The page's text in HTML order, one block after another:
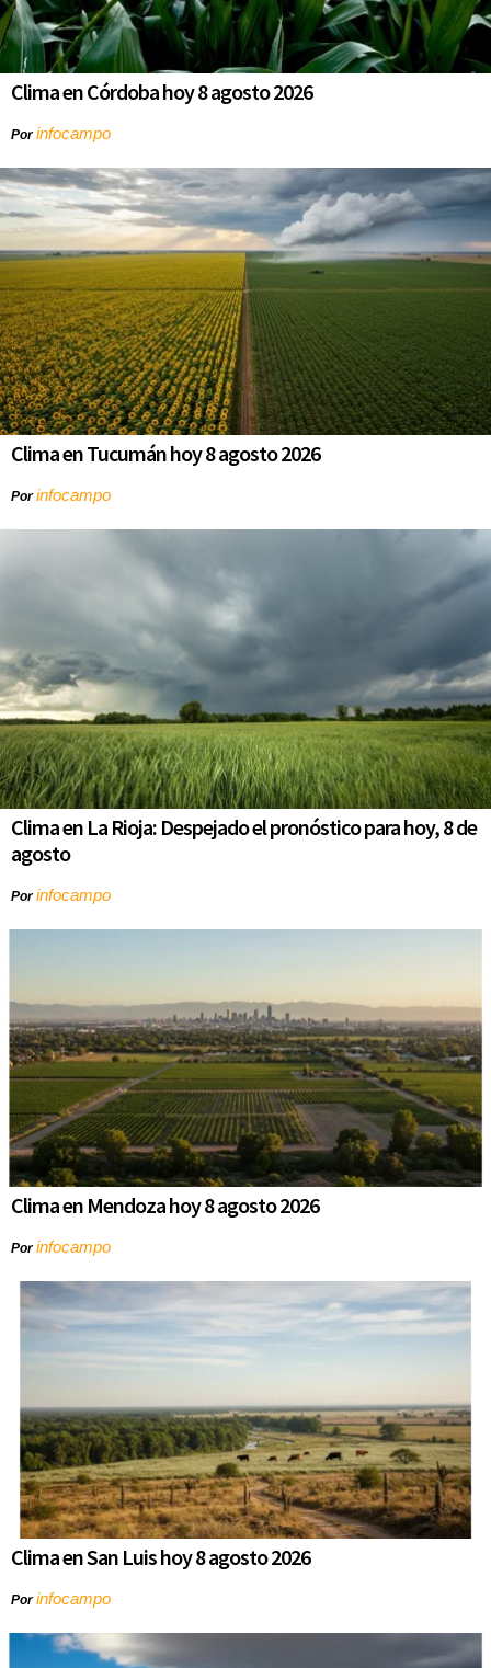
Clima en Córdoba hoy 8 agosto 2026
Porinfocampo
Clima en Tucumán hoy 8 agosto 2026
Porinfocampo
Clima en La Rioja: Despejado el pronóstico para hoy, 8 de
agosto
Porinfocampo
Clima en Mendoza hoy 8 agosto 2026
Porinfocampo
Clima en San Luis hoy 8 agosto 2026
Porinfocampo